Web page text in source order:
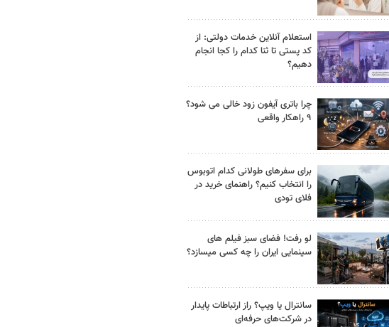
استعلام آنلاین خدمات دولتی: از
کد پستی تا ثنا کدام را کجا انجام
دهیم؟
چرا باتری آیفون زود خالی می شود؟
۹ راهکار واقعی
برای سفرهای طولانی کدام اتوبوس
را انتخاب کنیم؟ راهنمای خرید در
فلای تودی
لو رفت! فضای سبز فیلم های
سینمایی ایران را چه کسی میسازد؟
سانترال یا ویپ؟ راز ارتباطات پایدار
در شرکت‌های حرفه‌ای